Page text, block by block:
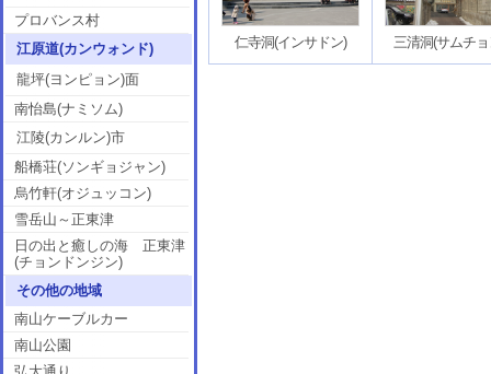
プロバンス村
江原道(カンウォンド)
龍坪(ヨンピョン)面
南怡島(ナミソム)
江陵(カンルン)市
船橋荘(ソンギョジャン)
烏竹軒(オジュッコン)
雪岳山～正東津
日の出と癒しの海 正東津
(チョンドンジン)
その他の地域
南山ケーブルカー
南山公園
仁寺洞(インサドン) 三清洞(サムチ